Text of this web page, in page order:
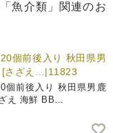
魚介類」関連のお
個前後入り 秋田県男
[さざえ…|11823
個前後入り 秋田県男鹿
え 海鮮 BB…